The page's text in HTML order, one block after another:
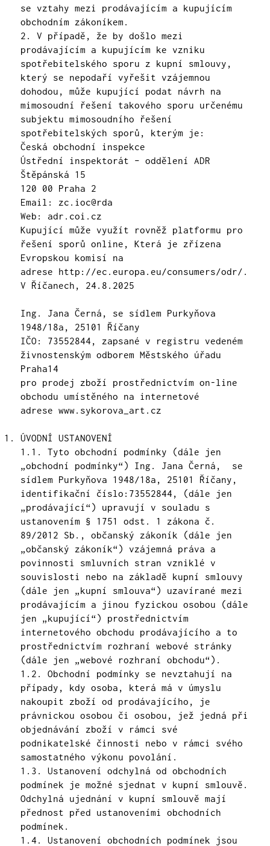
se vztahy mezi prodávajícím a kupujícím
obchodním zákoníkem.
2. V případě, že by došlo mezi
prodávajícím a kupujícím ke vzniku
spotřebitelského sporu z kupní smlouvy,
který se nepodaří vyřešit vzájemnou
dohodou, může kupující podat návrh na
mimosoudní řešení takového sporu určenému
subjektu mimosoudního řešení
spotřebitelských sporů, kterým je:
Česká obchodní inspekce
Ústřední inspektorát – oddělení ADR
Štěpánská 15
120 00 Praha 2
Email: zc.ioc@rda
Web: adr.coi.cz
Kupující může využít rovněž platformu pro
řešení sporů online, Která je zřízena
Evropskou komisí na
adrese http://ec.europa.eu/consumers/odr/.
V Říčanech, 24.8.2025
Ing. Jana Černá, se sídlem Purkyňova
1948/18a, 25101 Říčany
IČO: 73552844, zapsané v registru vedeném
živnostenským odborem Městského úřadu
Praha14
pro prodej zboží prostřednictvím on-line
obchodu umístěného na internetové
adrese www.sykorova_art.cz
ÚVODNÍ USTANOVENÍ
1.1. Tyto obchodní podmínky (dále jen
„obchodní podmínky“) Ing. Jana Černá, se
sídlem Purkyňova 1948/18a, 25101 Říčany,
identifikační číslo:73552844, (dále jen
„prodávající“) upravují v souladu s
ustanovením § 1751 odst. 1 zákona č.
89/2012 Sb., občanský zákoník (dále jen
„občanský zákoník“) vzájemná práva a
povinnosti smluvních stran vzniklé v
souvislosti nebo na základě kupní smlouvy
(dále jen „kupní smlouva“) uzavírané mezi
prodávajícím a jinou fyzickou osobou (dále
jen „kupující“) prostřednictvím
internetového obchodu prodávajícího a to
prostřednictvím rozhraní webové stránky
(dále jen „webové rozhraní obchodu“).
1.2. Obchodní podmínky se nevztahují na
případy, kdy osoba, která má v úmyslu
nakoupit zboží od prodávajícího, je
právnickou osobou či osobou, jež jedná při
objednávání zboží v rámci své
podnikatelské činnosti nebo v rámci svého
samostatného výkonu povolání.
1.3. Ustanovení odchylná od obchodních
podmínek je možné sjednat v kupní smlouvě.
Odchylná ujednání v kupní smlouvě mají
přednost před ustanoveními obchodních
podmínek.
1.4. Ustanovení obchodních podmínek jsou